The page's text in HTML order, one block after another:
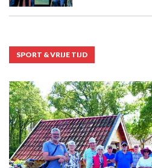
SPORT & VRIJE TIJD